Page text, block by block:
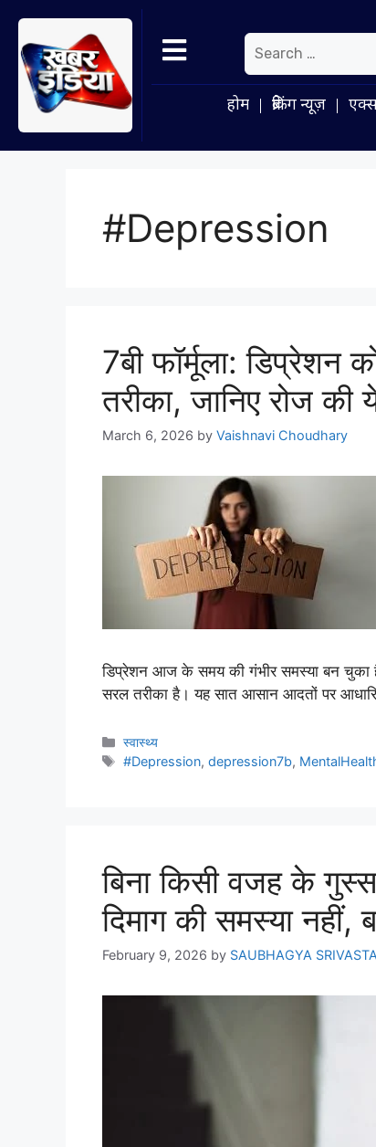
होम ब्रेकिंग न्यूज़
#Depression
7बी फॉर्मूला: डिप्रेशन
तरीका, जानिए रोज
March 6, 2026 by Vaishnavi Choudhary
डिप्रेशन आज के समय की गंभीर समस्या बन चुका
सरल तरीका है। यह सात आसान आदतों पर
स्वास्थ्य
#Depression,depression7b,
बिना किसी वजह के
दिमाग की समस्या नहीं,
February 9, 2026 by SAUBHAGYA